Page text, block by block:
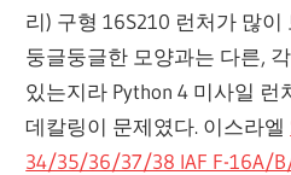
리) 구형 16S210 런처가 많이
둥글둥글한 모양과는 다른,
있는지라 Python 4 미사일
데칼링이 문제였다. 이스라엘
34/35/36/37/38 IAF F-16A/